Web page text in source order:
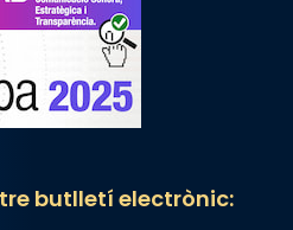
butlletí electrònic: